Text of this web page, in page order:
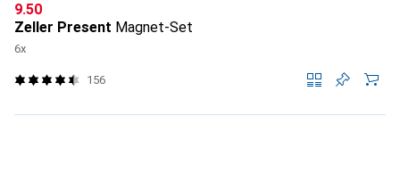
CHF
9.50
Zeller Present Magnet-Set
6x
156